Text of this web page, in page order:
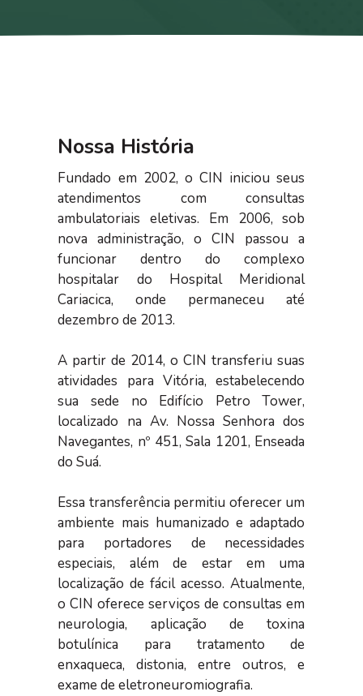
Nossa História
Fundado em 2002, o CIN iniciou seus
atendimentos com consultas
ambulatoriais eletivas. Em 2006, sob
nova administração, o CIN passou a
funcionar dentro do complexo
hospitalar do Hospital Meridional
Cariacica, onde permaneceu até
dezembro de 2013.
A partir de 2014, o CIN transferiu suas
atividades para Vitória, estabelecendo
sua sede no Edifício Petro Tower,
localizado na Av. Nossa Senhora dos
Navegantes, nº 451, Sala 1201, Enseada
do Suá.
Essa transferência permitiu oferecer um
ambiente mais humanizado e adaptado
para portadores de necessidades
especiais, além de estar em uma
localização de fácil acesso. Atualmente,
o CIN oferece serviços de consultas em
neurologia, aplicação de toxina
botulínica para tratamento de
enxaqueca, distonia, entre outros, e
exame de eletroneuromiografia.